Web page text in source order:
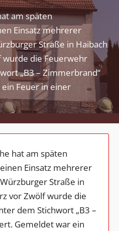
am späten
Einsatz mehrerer
Straße in Haibach
wurde die Feuerwehr
„B3 – Zimmerbrand“
Feuer in einer
hat am späten
Einsatz mehrerer
Straße in
vor Zwölf wurde die
dem Stichwort „B3 –
Gemeldet war ein